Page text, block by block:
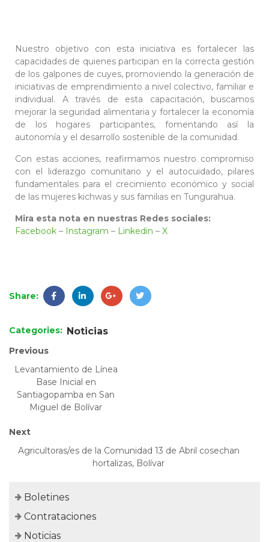
Nuestro objetivo con esta iniciativa es fortalecer las
capacidades de quienes participan en la correcta gestión
de los galpones de cuyes, promoviendo la generación de
iniciativas de emprendimiento a nivel colectivo, familiar e
individual. A través de esta capacitación, buscamos
mejorar la seguridad alimentaria y fortalecer la economía
de los hogares participantes, fomentando así la
autonomía y el desarrollo sostenible de la comunidad.
Con estas acciones, reafirmamos nuestro compromiso
con el liderazgo comunitario y el autocuidado, pilares
fundamentales para el crecimiento económico y social
de las mujeres kichwas y sus familias en Tungurahua.
Mira esta nota en nuestras Redes sociales:
Facebook – Instagram – Linkedin – X
Share:
Categories: Noticias
Previous
Levantamiento de Línea
Base Inicial en
Santiagopamba en San
Miguel de Bolívar
Next
Agricultoras/es de la Comunidad 13 de Abril cosechan
hortalizas, Bolívar
Boletines
Contrataciones
Noticias